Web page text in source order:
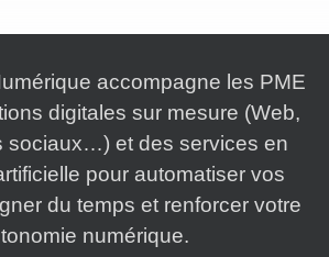
accompagne les PME
digitales sur mesure (Web,
sociaux…) et des services en
pour automatiser vos
du temps et renforcer votre
numérique.